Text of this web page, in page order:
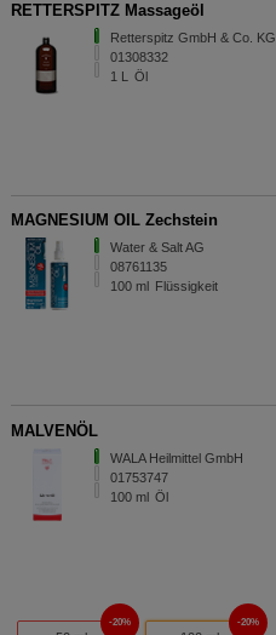
RETTERSPITZ Massageöl
Retterspitz GmbH & Co. KG
01308332
1
Öl
MAGNESIUM OIL Zechstein
Water & Salt AG
08761135
100 ml Flüssigkeit
MALVENÖL
WALA Heilmittel GmbH
01753747
100 ml Öl
20% 20%